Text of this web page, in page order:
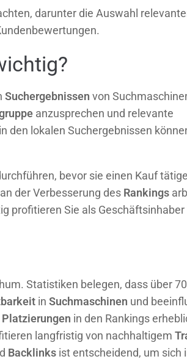
darunter die Auswahl
Suchergebnissen von
anzusprechen und relevante
in den lokalen Suchergebnissen
bevor sie einen Kauf
der Verbesserung des Rankings
profitieren Sie als Geschäftsinhaber
Statistiken belegen, dass über
in Suchmaschinen und
Platzierungen in den Rankings
langfristig von nachhaltigem
Backlinks ist entscheidend, um sich